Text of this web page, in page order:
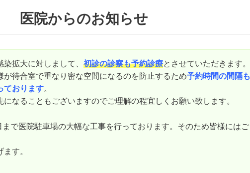
医院からのお知らせ
拡大に対しまして、 初診の診察も予約診療とさせていただきます。
が待合室で重なり密な空間になるのを防止するため予約時間の間隔も
ております。
なることもございますのでご理解の程宜しくお願い致します。
まで医院駐車場の大幅な工事を行っております。そのため皆様にはご
す。